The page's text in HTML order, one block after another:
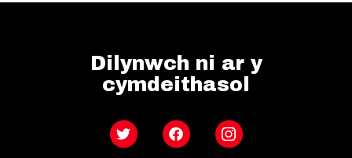
Dilynwch ni ar y
cymdeithasol
Twitter FacebookInstagram